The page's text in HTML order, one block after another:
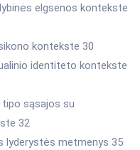
elgsenos kontekste
kontekste 30
identiteto kontekste
tipo sąsajos su
32
lyderystės metmenys 35